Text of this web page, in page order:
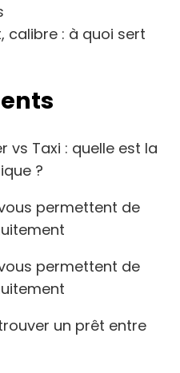
calibre : à quoi sert
vs Taxi : quelle est la
?
permettent de
permettent de
un prêt entre